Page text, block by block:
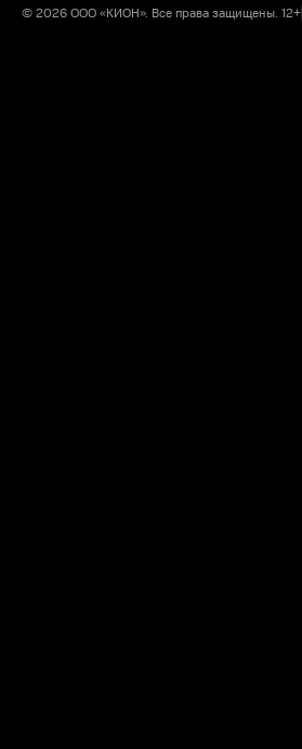
© 2026 ООО «КИОН». Все права защищены. 12+